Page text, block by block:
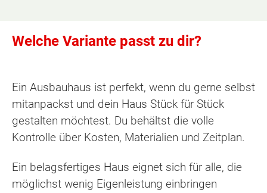
Welche Variante passt zu dir?
Ein Ausbauhaus ist perfekt, wenn du gerne selbst
mitanpackst und dein Haus Stück für Stück
gestalten möchtest. Du behältst die volle
Kontrolle über Kosten, Materialien und Zeitplan.
Ein belagsfertiges Haus eignet sich für alle, die
möglichst wenig Eigenleistung einbringen